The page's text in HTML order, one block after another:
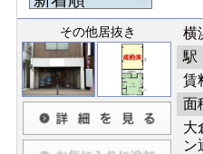
その他居抜き
横
賃
面
大
ン